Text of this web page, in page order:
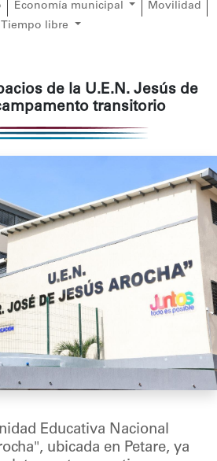
Economía municipal
Movilidad
Tiempo libre
de la U.E.N. Jesús de
transitorio
Educativa Nacional
ubicada en Petare, ya